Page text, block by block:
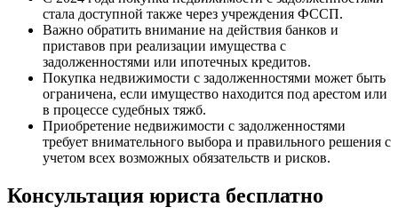
стала доступной также через учреждения ФССП.
Важно обратить внимание на действия банков и
приставов при реализации имущества с
задолженностями или ипотечных кредитов.
Покупка недвижимости с задолженностями может быть
ограничена, если имущество находится под арестом или
в процессе судебных тяжб.
Приобретение недвижимости с задолженностями
требует внимательного выбора и правильного решения с
учетом всех возможных обязательств и рисков.
Консультация юриста бесплатно